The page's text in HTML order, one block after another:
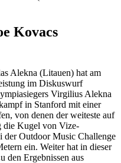
Kovacs
Alekna (Litauen) hat am
im Diskuswurf
Virgilius Alekna
in Stanford mit einer
von denen der weiteste auf
die Kugel von Vize-
der Outdoor Music Challenge
ein. Weiter hat in dieser
den Ergebnissen aus